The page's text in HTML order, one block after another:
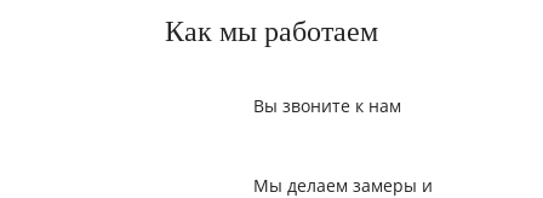
Как мы работаем
Вы звоните к нам
Мы делаем замеры и